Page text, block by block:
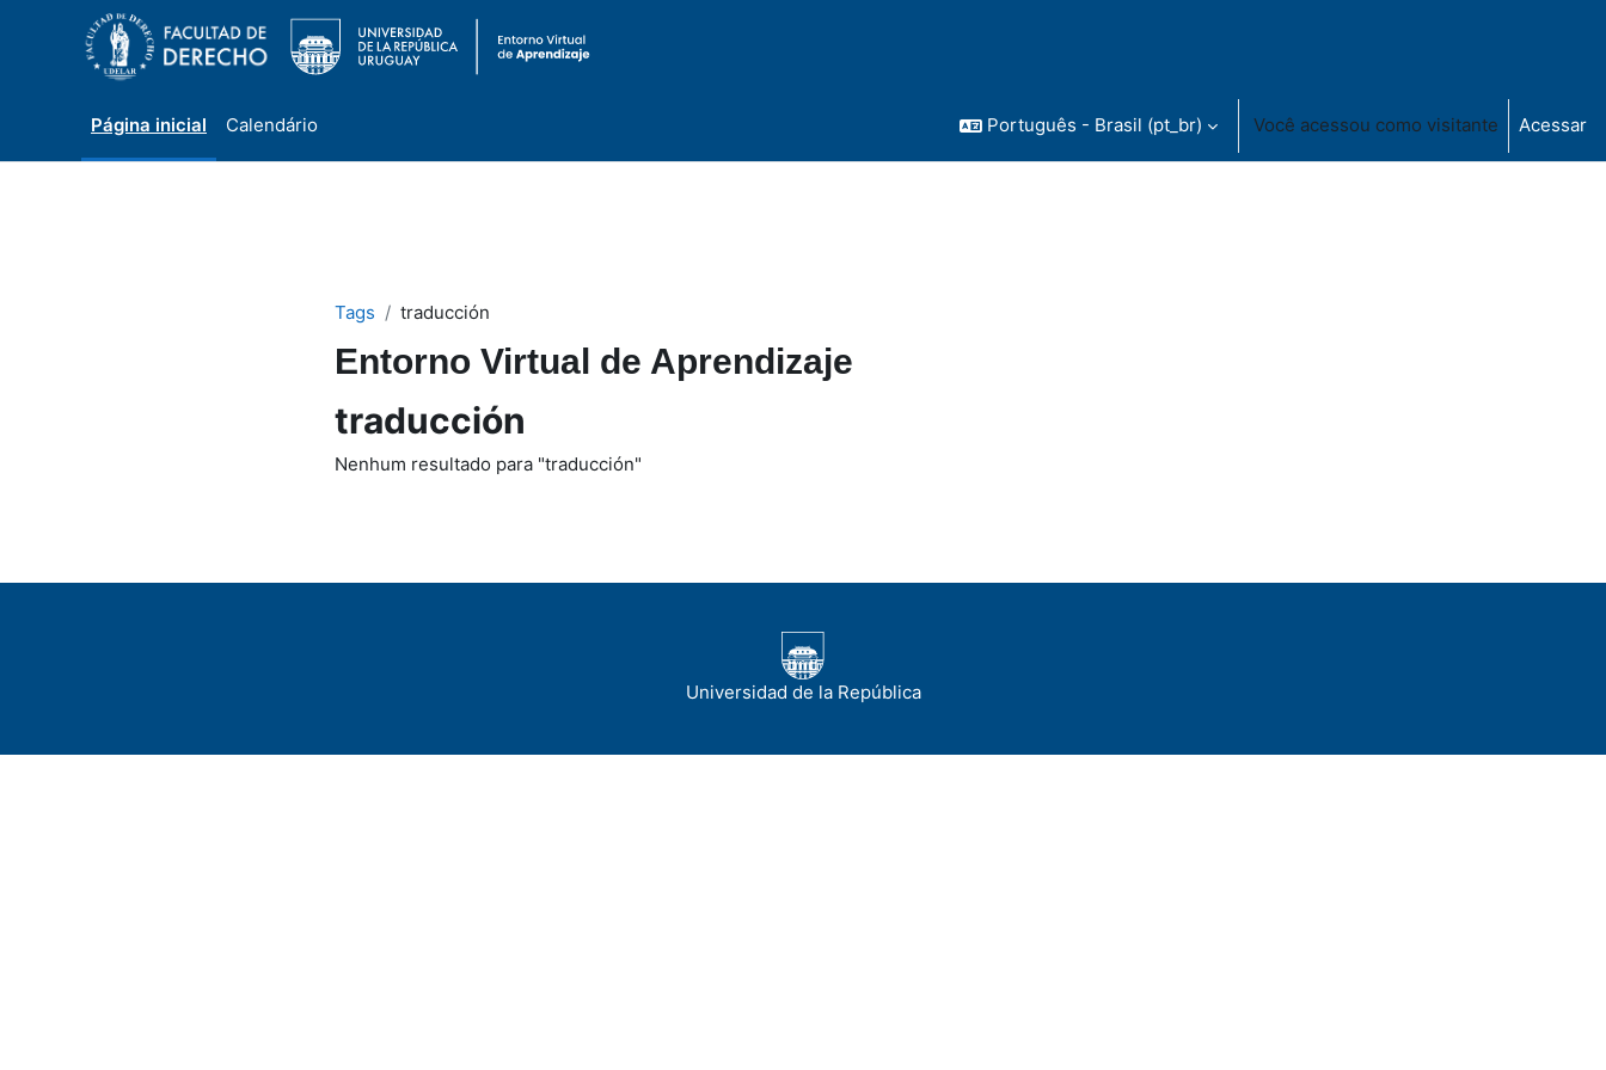
Página inicial Calendário Português - Brasil ‎(pt_br)‎ Você acessou como visitante Acessar
Tags traducción
Entorno Virtual de Aprendizaje
traducción
Nenhum resultado para "traducción"
Universidad de la República